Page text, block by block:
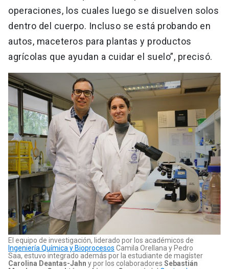
operaciones, los cuales luego se disuelven solos
dentro del cuerpo. Incluso se está probando en
autos, maceteros para plantas y productos
agrícolas que ayudan a cuidar el suelo”, precisó.
El equipo de investigación, liderado por los académicos de
Ingeniería Química y Bioprocesos Camila Orellana y Pedro
Saa, estuvo integrado además por la estudiante de magíster
Carolina Deantas-Jahn y por los colaboradores Sebastián